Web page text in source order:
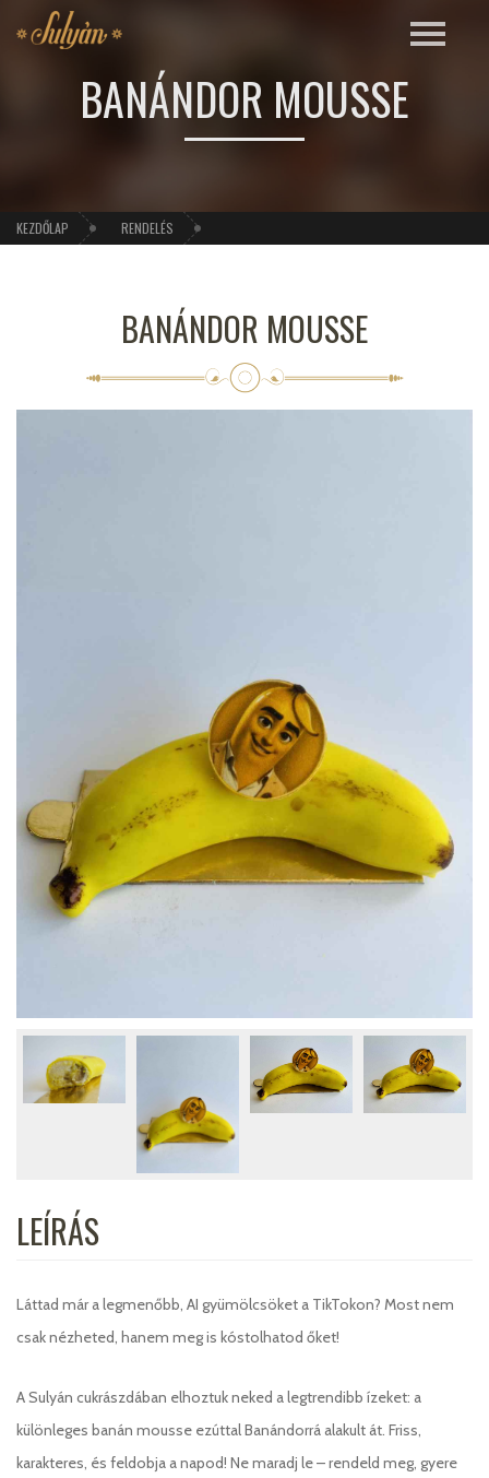
BANÁNDOR MOUSSE
KEZDŐLAP RENDELÉS
BANÁNDOR MOUSSE
LEÍRÁS
Láttad már a legmenőbb, AI gyümölcsöket a TikTokon? Most nem
csak nézheted, hanem meg is kóstolhatod őket!
A Sulyán cukrászdában elhoztuk neked a legtrendibb ízeket: a
különleges banán mousse ezúttal Banándorrá alakult át. Friss,
karakteres, és feldobja a napod! Ne maradj le – rendeld meg, gyere